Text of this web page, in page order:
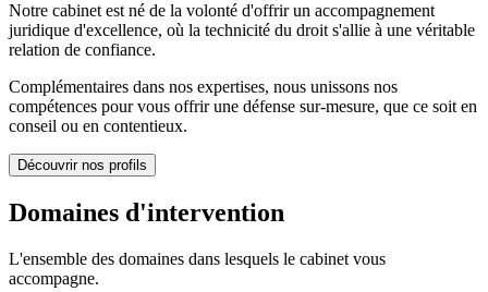
Notre cabinet est né de la volonté d'offrir un accompagnement
juridique d'excellence, où la technicité du droit s'allie à une véritable
relation de confiance.
Complémentaires dans nos expertises, nous unissons nos
compétences pour vous offrir une défense sur-mesure, que ce soit en
conseil ou en contentieux.
Découvrir nos profils
Domaines d'intervention
L'ensemble des domaines dans lesquels le cabinet vous
accompagne.